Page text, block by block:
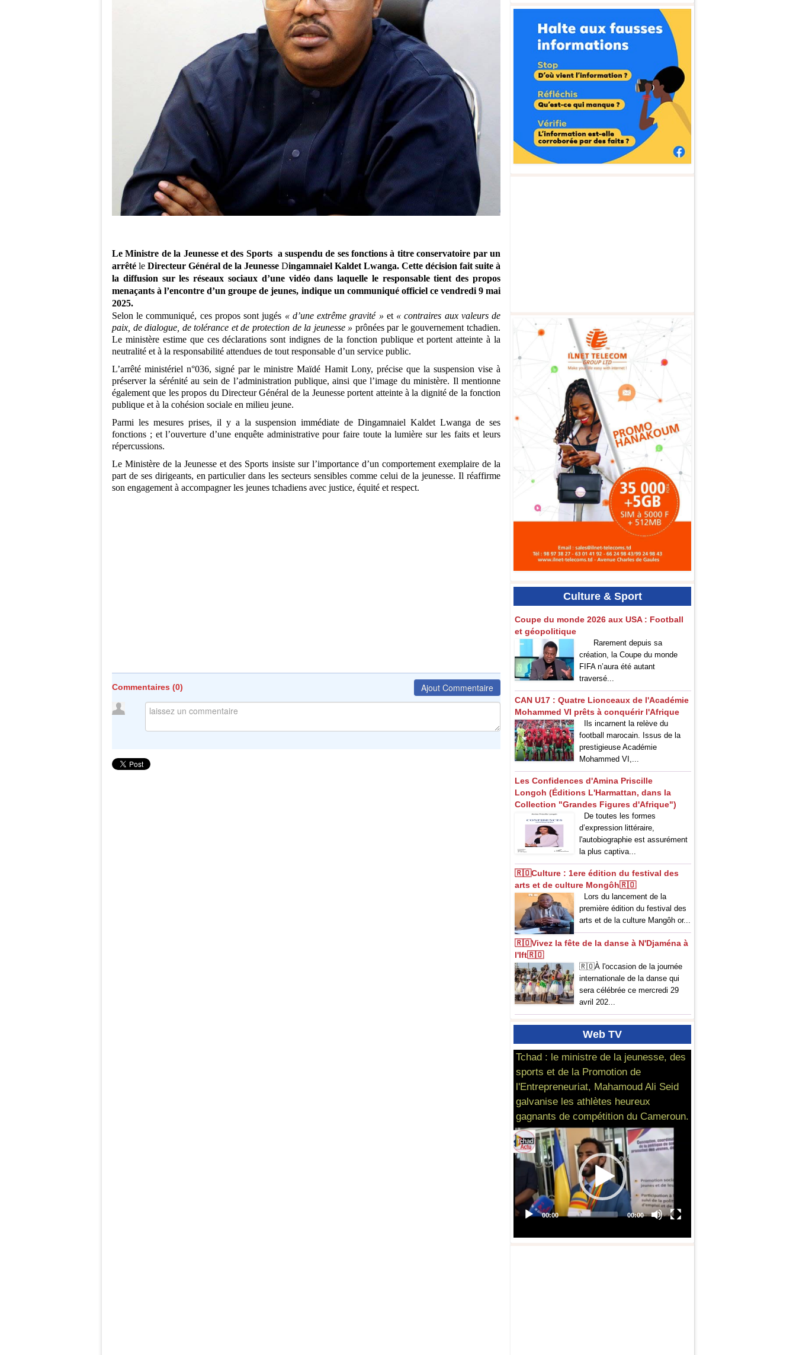
LeMinistre de la Jeunesse et des Sports a suspendu de ses fonctions à titre conservatoire par un
arrêté le Directeur Général de la Jeunesse Dingamnaiel Kaldet Lwanga. Cette décision fait suite à
la diffusion sur les réseaux sociaux d’une vidéo dans laquelle le responsable tient des propos
menaçants à l’encontre d’un groupe de jeunes, indique un communiqué officiel ce vendredi 9 mai
2025.
Selon le communiqué, ces propos sont jugés « d’une extrême gravité » et « contraires aux valeurs de
paix, de dialogue, de tolérance et de protection de la jeunesse » prônées par le gouvernement tchadien.
Le ministère estime que ces déclarations sont indignes de la fonction publique et portent atteinte à la
neutralité et à la responsabilité attendues de tout responsable d’un service public.
L’arrêté ministériel n°036, signé par le ministre Maïdé Hamit Lony, précise que la suspension vise à
préserver la sérénité au sein de l’administration publique, ainsi que l’image du ministère. Il mentionne
également que les propos du Directeur Général de la Jeunesse portent atteinte à la dignité de la fonction
publique et à la cohésion sociale en milieu jeune.
Parmi les mesures prises, il y a la suspension immédiate de Dingamnaiel Kaldet Lwanga de ses
fonctions ; et l’ouverture d’une enquête administrative pour faire toute la lumière sur les faits et leurs
répercussions.
Le Ministère de la Jeunesse et des Sports insiste sur l’importance d’un comportement exemplaire de la
part de ses dirigeants, en particulier dans les secteurs sensibles comme celui de la jeunesse. Il réaffirme
son engagement à accompagner les jeunes tchadiens avec justice, équité et respect.
Commentaires (0) Ajout Commentaire
Culture& Sport
Coupe du monde 2026 aux USA : Football
et géopolitique
‎Rarement depuis sa
création, la Coupe du monde
FIFA n’aura été autant
traversé...
CAN U17 : Quatre Lionceaux de l'Académie
Mohammed VI prêts à conquérir l'Afrique
Ils incarnent la relève du
football marocain. Issus de la
prestigieuse Académie
Mohammed VI,...
Les Confidences d'Amina Priscille
Longoh (Éditions L'Harmattan, dans la
Collection "Grandes Figures d'Afrique")
De toutes les formes
d’expression littéraire,
l'autobiographie est assurément
la plus captiva...
🇷🇴Culture : 1ere édition du festival des
arts et de culture Mongôh🇷🇴
Lors du lancement de la
première édition du festival des
arts et de la culture Mangôh or...
🇷🇴Vivez la fête de la danse à N'Djaména à
l'Ift🇷🇴
🇷🇴‎À l'occasion de la journée
internationale de la danse qui
sera célébrée ce mercredi 29
avril 202...
Web TV
Tchad : le ministre de la jeunesse, des
sports et de la Promotion de
l'Entrepreneuriat, Mahamoud Ali Seid
galvanise les athlètes heureux
gagnants de compétition du Cameroun.